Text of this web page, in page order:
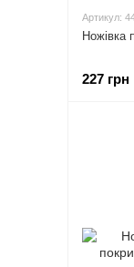
Артикул:
Ножівка
227 грн